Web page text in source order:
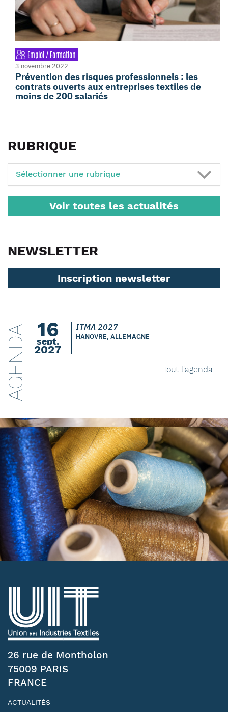
Emploi / Formation
3 novembre 2022
Prévention des risques professionnels : les
contrats ouverts aux entreprises textiles de
moins de 200 salariés
RUBRIQUE
Sélectionner une rubrique
Voir toutes les actualités
NEWSLETTER
Inscription newsletter
AGENDA 16
sept.
2027
ITMA 2027
HANOVRE, ALLEMAGNE
Tout l'agenda
26 rue de Montholon
75009 PARIS
FRANCE
ACTUALITÉS